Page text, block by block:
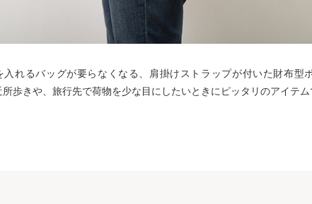
入れるバッグが要らなくなる、肩掛けストラップが付いた財布型
歩きや、旅行先で荷物を少な目にしたいときにピッタリのアイテム